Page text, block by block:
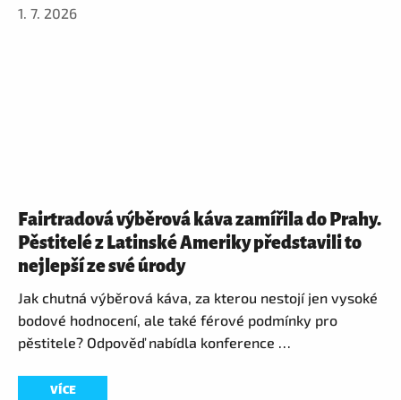
1. 7. 2026
Fairtradová výběrová káva zamířila do Prahy.
Pěstitelé z Latinské Ameriky představili to
nejlepší ze své úrody
Jak chutná výběrová káva, za kterou nestojí jen vysoké
bodové hodnocení, ale také férové podmínky pro
pěstitele? Odpověď nabídla konference …
VÍCE